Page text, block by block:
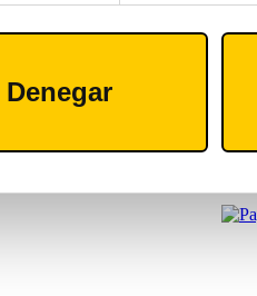
Denegar